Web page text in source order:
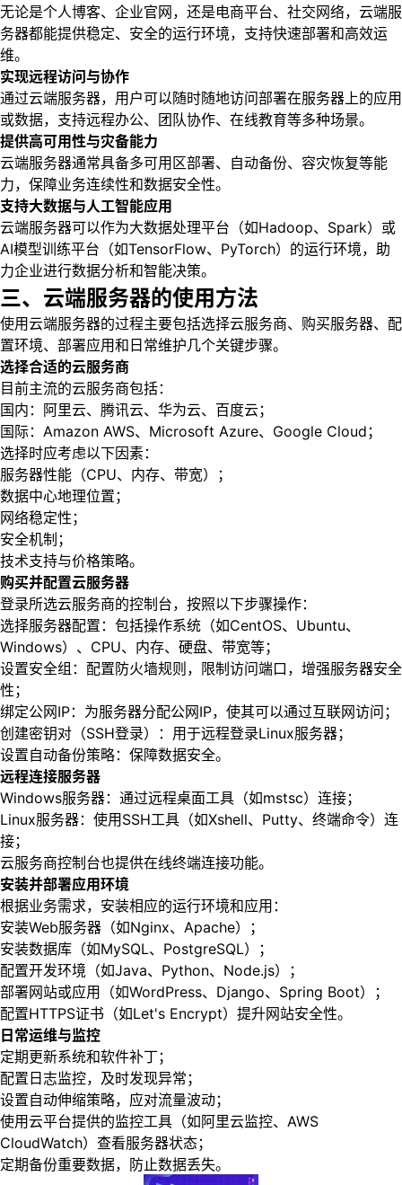
无论是个人博客、企业官网，还是电商平台、社交网络，云端服
务器都能提供稳定、安全的运行环境，支持快速部署和高效运
维。
实现远程访问与协作
通过云端服务器，用户可以随时随地访问部署在服务器上的应用
或数据，支持远程办公、团队协作、在线教育等多种场景。
提供高可用性与灾备能力
云端服务器通常具备多可用区部署、自动备份、容灾恢复等能
力，保障业务连续性和数据安全性。
支持大数据与人工智能应用
云端服务器可以作为大数据处理平台（如Hadoop、Spark）或
AI模型训练平台（如TensorFlow、PyTorch）的运行环境，助
力企业进行数据分析和智能决策。
三、云端服务器的使用方法
使用云端服务器的过程主要包括选择云服务商、购买服务器、配
置环境、部署应用和日常维护几个关键步骤。
选择合适的云服务商
目前主流的云服务商包括：
国内：阿里云、腾讯云、华为云、百度云；
国际：Amazon AWS、Microsoft Azure、Google Cloud；
选择时应考虑以下因素：
服务器性能（CPU、内存、带宽）；
数据中心地理位置；
网络稳定性；
安全机制；
技术支持与价格策略。
购买并配置云服务器
登录所选云服务商的控制台，按照以下步骤操作：
选择服务器配置：包括操作系统（如CentOS、Ubuntu、
Windows）、CPU、内存、硬盘、带宽等；
设置安全组：配置防火墙规则，限制访问端口，增强服务器安全
性；
绑定公网IP：为服务器分配公网IP，使其可以通过互联网访问；
创建密钥对（SSH登录）：用于远程登录Linux服务器；
设置自动备份策略：保障数据安全。
远程连接服务器
Windows服务器：通过远程桌面工具（如mstsc）连接；
Linux服务器：使用SSH工具（如Xshell、Putty、终端命令）连
接；
云服务商控制台也提供在线终端连接功能。
安装并部署应用环境
根据业务需求，安装相应的运行环境和应用：
安装Web服务器（如Nginx、Apache）；
安装数据库（如MySQL、PostgreSQL）；
配置开发环境（如Java、Python、Node.js）；
部署网站或应用（如WordPress、Django、Spring Boot）；
配置HTTPS证书（如Let's Encrypt）提升网站安全性。
日常运维与监控
定期更新系统和软件补丁；
配置日志监控，及时发现异常；
设置自动伸缩策略，应对流量波动；
使用云平台提供的监控工具（如阿里云监控、AWS
CloudWatch）查看服务器状态；
定期备份重要数据，防止数据丢失。